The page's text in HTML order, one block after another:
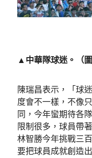
▲中華隊球迷。（
陳瑞昌表示，「球
度會不一樣，不像
同，今年蠻期待各
限制很多，球員帶
林智勝今年挑戰三
要把球員成就創造